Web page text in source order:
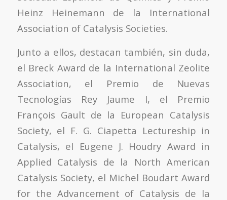
Heinz Heinemann de la International
Association of Catalysis Societies.
Junto a ellos, destacan también, sin duda,
el Breck Award de la International Zeolite
Association, el Premio de Nuevas
Tecnologías Rey Jaume I, el Premio
François Gault de la European Catalysis
Society, el F. G. Ciapetta Lectureship in
Catalysis, el Eugene J. Houdry Award in
Applied Catalysis de la North American
Catalysis Society, el Michel Boudart Award
for the Advancement of Catalysis de la